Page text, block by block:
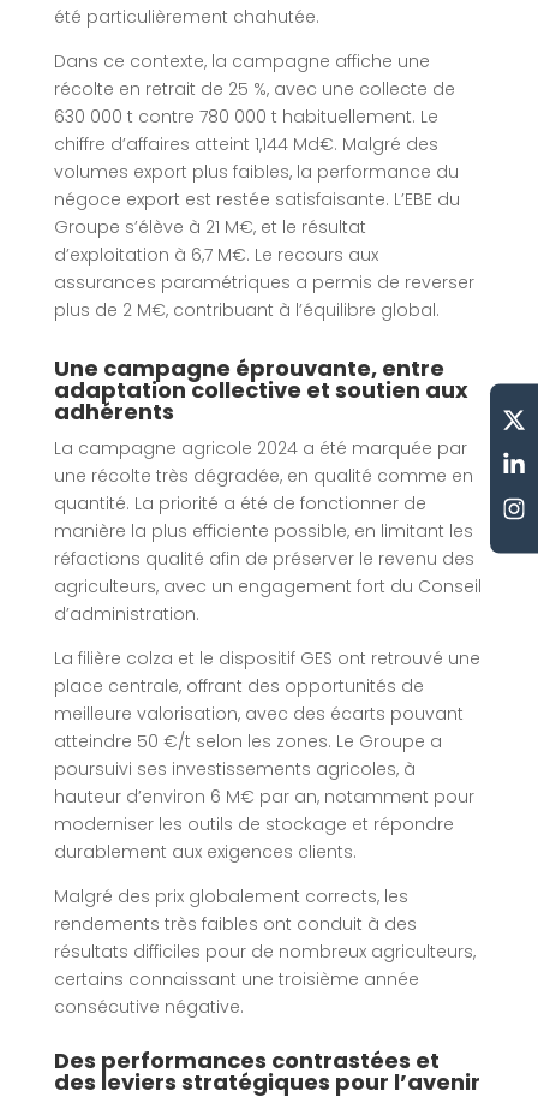
été particulièrement chahutée.
Dans ce contexte, la campagne affiche une
récolte en retrait de 25 %, avec une collecte de
630 000 t contre 780 000 t habituellement. Le
chiffre d’affaires atteint 1,144 Md€. Malgré des
volumes export plus faibles, la performance du
négoce export est restée satisfaisante. L’EBE du
Groupe s’élève à 21 M€, et le résultat
d’exploitation à 6,7 M€. Le recours aux
assurances paramétriques a permis de reverser
plus de 2 M€, contribuant à l’équilibre global.
Une campagne éprouvante, entre
adaptation collective et soutien aux
adhérents
La campagne agricole 2024 a été marquée par
une récolte très dégradée, en qualité comme en
quantité. La priorité a été de fonctionner de
manière la plus efficiente possible, en limitant les
réfactions qualité afin de préserver le revenu des
agriculteurs, avec un engagement fort du Conseil
d’administration.
La filière colza et le dispositif GES ont retrouvé une
place centrale, offrant des opportunités de
meilleure valorisation, avec des écarts pouvant
atteindre 50 €/t selon les zones. Le Groupe a
poursuivi ses investissements agricoles, à
hauteur d’environ 6 M€ par an, notamment pour
moderniser les outils de stockage et répondre
durablement aux exigences clients.
Malgré des prix globalement corrects, les
rendements très faibles ont conduit à des
résultats difficiles pour de nombreux agriculteurs,
certains connaissant une troisième année
consécutive négative.
Des performances contrastées et
des leviers stratégiques pour l’avenir